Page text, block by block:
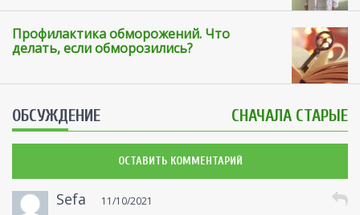
Профилактика обморожений. Что
делать, если обморозились?
ОБСУЖДЕНИЕ СНАЧАЛА СТАРЫЕ
ОСТАВИТЬ КОММЕНТАРИЙ
Sefa 11/10/2021